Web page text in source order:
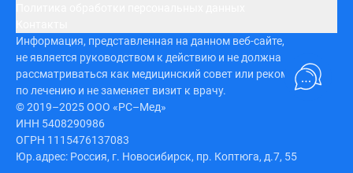
Информация, представленная на данном веб-сайте,
не является руководством к действию и не должна
рассматриваться как медицинский совет или рекомендация
по лечению и не заменяет визит к врачу.
© 2019–2025 ООО «РС–Мед»
ИНН 5408290986
ОГРН 1115476137083
Юр.адрес: Россия, г. Новосибирск, пр. Коптюга, д.7, 55